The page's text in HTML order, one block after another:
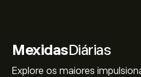
MexidasDiárias
Explore os maiores